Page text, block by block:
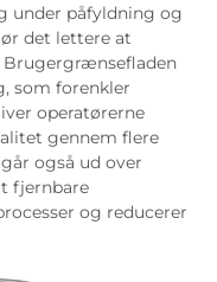
under påfyldning og
det lettere at
Brugergrænsefladen
som forenkler
operatørerne
gennem flere
også ud over
fjernbare
og reducerer